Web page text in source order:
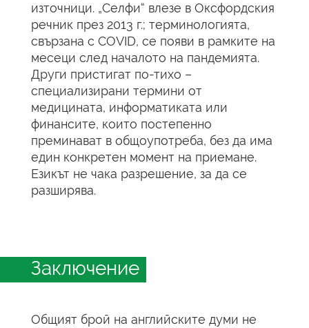
източници. „Селфи“ влезе в Оксфордския
речник през 2013 г.; терминологията,
свързана с COVID, се появи в рамките на
месеци след началото на пандемията.
Други пристигат по-тихо –
специализирани термини от
медицината, информатиката или
финансите, които постепенно
преминават в общоупотреба, без да има
един конкретен момент на приемане.
Езикът не чака разрешение, за да се
разширява.
Заключение
Общият брой на английските думи не